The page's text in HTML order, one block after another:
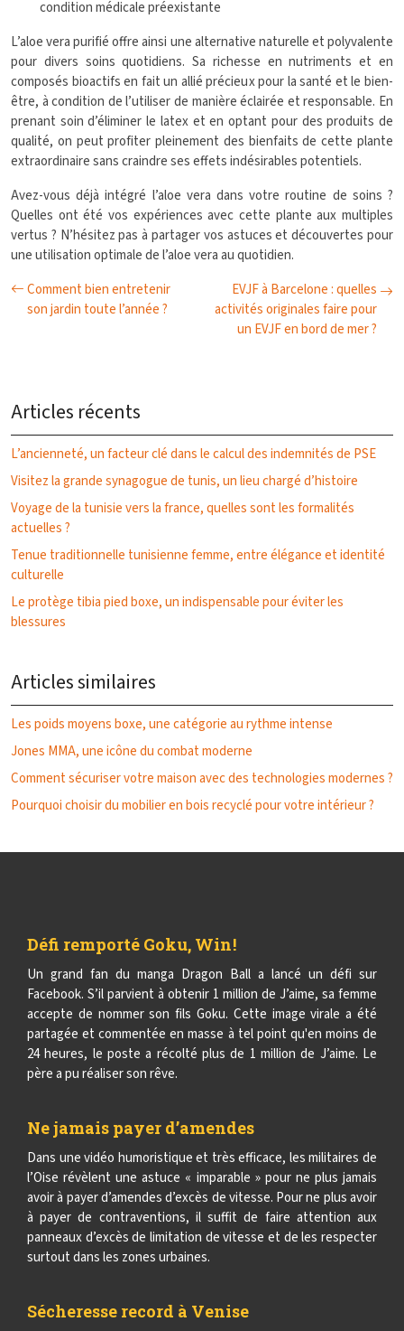
condition médicale préexistante
L’aloe vera purifié offre ainsi une alternative naturelle et polyvalente
pour divers soins quotidiens. Sa richesse en nutriments et en
composés bioactifs en fait un allié précieux pour la santé et le bien-
être, à condition de l’utiliser de manière éclairée et responsable. En
prenant soin d’éliminer le latex et en optant pour des produits de
qualité, on peut profiter pleinement des bienfaits de cette plante
extraordinaire sans craindre ses effets indésirables potentiels.
Avez-vous déjà intégré l’aloe vera dans votre routine de soins ?
Quelles ont été vos expériences avec cette plante aux multiples
vertus ? N’hésitez pas à partager vos astuces et découvertes pour
une utilisation optimale de l’aloe vera au quotidien.
Comment bien entretenir
son jardin toute l’année ?
EVJF à Barcelone : quelles
activités originales faire pour
un EVJF en bord de mer ?
Articles récents
L’ancienneté, un facteur clé dans le calcul des indemnités de PSE
Visitez la grande synagogue de tunis, un lieu chargé d’histoire
Voyage de la tunisie vers la france, quelles sont les formalités
actuelles ?
Tenue traditionnelle tunisienne femme, entre élégance et identité
culturelle
Le protège tibia pied boxe, un indispensable pour éviter les
blessures
Articles similaires
Les poids moyens boxe, une catégorie au rythme intense
Jones MMA, une icône du combat moderne
Comment sécuriser votre maison avec des technologies modernes ?
Pourquoi choisir du mobilier en bois recyclé pour votre intérieur ?
Défi remporté Goku, Win !
Un grand fan du manga Dragon Ball a lancé un défi sur
Facebook. S’il parvient à obtenir 1 million de J’aime, sa femme
accepte de nommer son fils Goku. Cette image virale a été
partagée et commentée en masse à tel point qu'en moins de
24 heures, le poste a récolté plus de 1 million de J’aime. Le
père a pu réaliser son rêve.
Ne jamais payer d’amendes
Dans une vidéo humoristique et très efficace, les militaires de
l’Oise révèlent une astuce « imparable » pour ne plus jamais
avoir à payer d’amendes d’excès de vitesse. Pour ne plus avoir
à payer de contraventions, il suffit de faire attention aux
panneaux d’excès de limitation de vitesse et de les respecter
surtout dans les zones urbaines.
Sécheresse record à Venise